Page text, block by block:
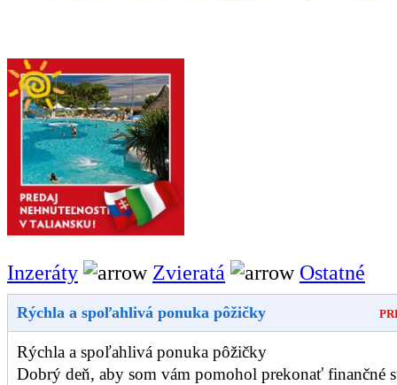
Inzeráty Zvieratá Ostatné
Rýchla a spoľahlivá ponuka pôžičky
Rýchla a spoľahlivá ponuka pôžičky
Dobrý deň, aby som vám pomohol prekonať finančné